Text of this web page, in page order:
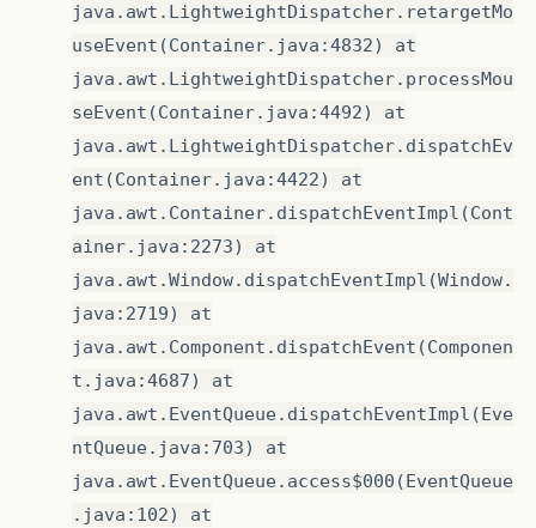
java.awt.LightweightDispatcher.retargetMo
useEvent(Container.java:4832) at
java.awt.LightweightDispatcher.processMou
seEvent(Container.java:4492) at
java.awt.LightweightDispatcher.dispatchEv
ent(Container.java:4422) at
java.awt.Container.dispatchEventImpl(Cont
ainer.java:2273) at
java.awt.Window.dispatchEventImpl(Window.
java:2719) at
java.awt.Component.dispatchEvent(Componen
t.java:4687) at
java.awt.EventQueue.dispatchEventImpl(Eve
ntQueue.java:703) at
java.awt.EventQueue.access$000(EventQueue
.java:102) at